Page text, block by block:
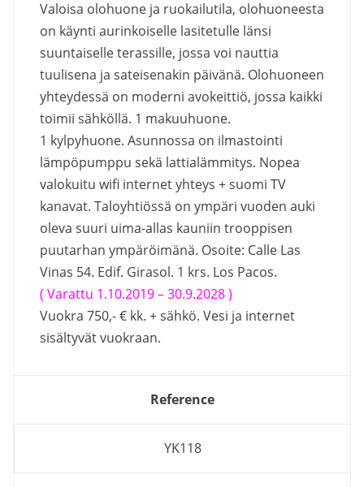
Valoisa olohuone ja ruokailutila, olohuoneesta
on käynti aurinkoiselle lasitetulle länsi
suuntaiselle terassille, jossa voi nauttia
tuulisena ja sateisenakin päivänä. Olohuoneen
yhteydessä on moderni avokeittiö, jossa kaikki
toimii sähköllä. 1 makuuhuone.
1 kylpyhuone. Asunnossa on ilmastointi
lämpöpumppu sekä lattialämmitys. Nopea
valokuitu wifi internet yhteys + suomi TV
kanavat. Taloyhtiössä on ympäri vuoden auki
oleva suuri uima-allas kauniin trooppisen
puutarhan ympäröimänä. Osoite: Calle Las
Vinas 54. Edif. Girasol. 1 krs. Los Pacos.
( Varattu 1.10.2019 – 30.9.2028 )
Vuokra 750,- € kk. + sähkö. Vesi ja internet
sisältyvät vuokraan.
Reference
YK118